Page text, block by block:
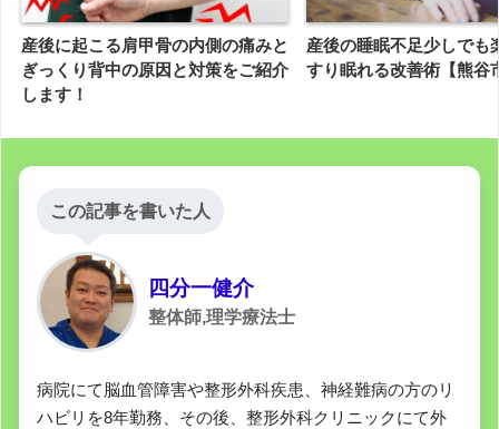
産後に起こる肩甲骨の内側の痛みと
ぎっくり背中の原因と対策をご紹介
します！
産後の睡眠不足少しでも
すり眠れる改善術【熊谷
この記事を書いた人
四分一健介
整体師,理学療法士
病院にて脳血管障害や整形外科疾患、神経難病の方のリ
ハビリを8年勤務、その後、整形外科クリニックにて外